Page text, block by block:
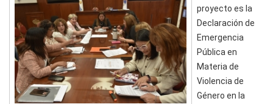
proyecto es la
Declaración de
Emergencia
Pública en
Materia de
Violencia de
Género en la